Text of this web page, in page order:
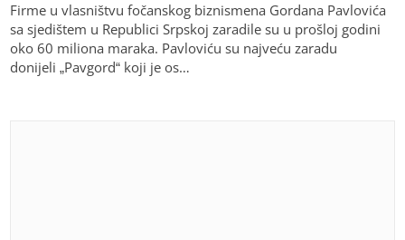
Firme u vlasništvu fočanskog biznismena Gordana Pavlovića
sa sjedištem u Republici Srpskoj zaradile su u prošloj godini
oko 60 miliona maraka. Pavloviću su najveću zaradu
donijeli „Pavgord“ koji je os…